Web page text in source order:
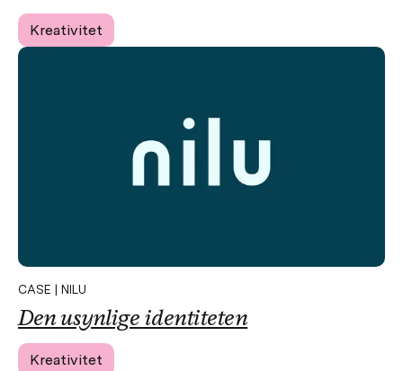
Kreativitet
CASE | NILU
Denusynlige identiteten
Kreativitet